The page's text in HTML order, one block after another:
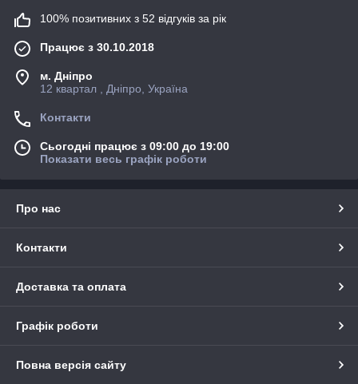
100% позитивних з 52 відгуків за рік
Працює з 30.10.2018
м. Дніпро
12 квартал , Дніпро, Україна
Контакти
Сьогодні працює з 09:00 до 19:00
Показати весь графік роботи
Про нас
Контакти
Доставка та оплата
Графік роботи
Повна версія сайту